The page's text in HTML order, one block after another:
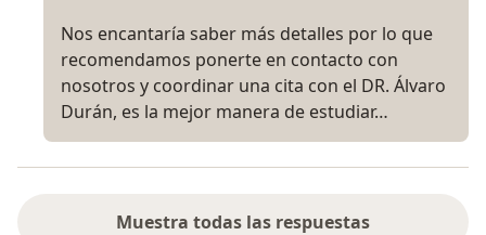
Nos encantaría saber más detalles por lo que
recomendamos ponerte en contacto con
nosotros y coordinar una cita con el DR. Álvaro
Durán, es la mejor manera de estudiar…
Muestra todas las respuestas